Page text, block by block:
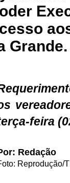
Grande.
feira
Redação
Reprodução/